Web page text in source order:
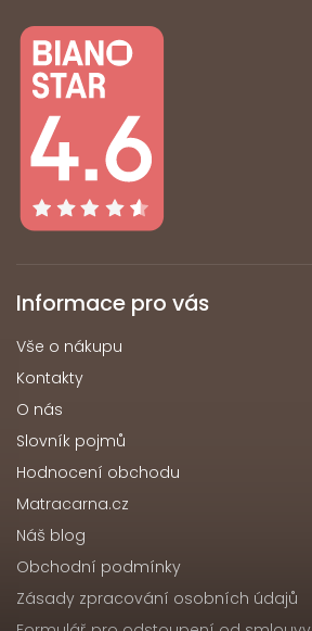
Informace pro vás
Vše o nákupu
Kontakty
O nás
Slovník pojmů
Hodnocení obchodu
Matracarna.cz
Náš blog
Obchodní podmínky
Zásady zpracování osobních údajů